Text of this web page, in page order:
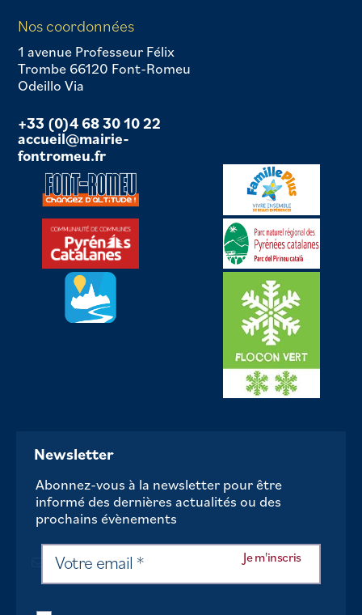
Nos coordonnées
1 avenue Professeur Félix
Trombe 66120 Font-Romeu
Odeillo Via
+33 (0)4 68 30 10 22
accueil@mairie-
fontromeu.fr
Newsletter
Abonnez-vous à la newsletter pour être
informé des dernières actualités ou des
prochains évènements